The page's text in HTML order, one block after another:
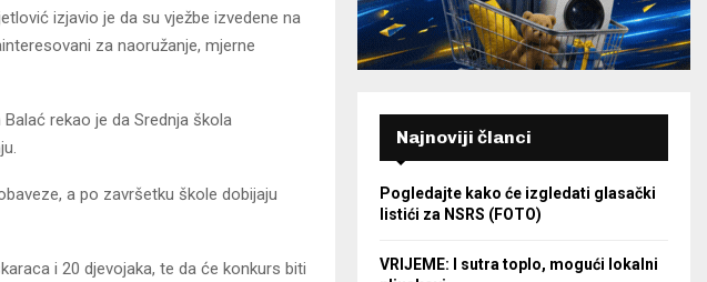
izjavio je da su vježbe izvedene na
za naoružanje, mjerne
rekao je da Srednja škola
a po završetku škole dobijaju
i 20 djevojaka, te da će konkurs biti
Najnoviji članci
Pogledajte kako će izgledati glasački
listići za NSRS (FOTO)
VRIJEME: I sutra toplo, mogući lokalni